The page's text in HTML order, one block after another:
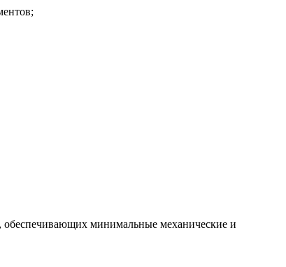
обеспечивающих минимальные механические и